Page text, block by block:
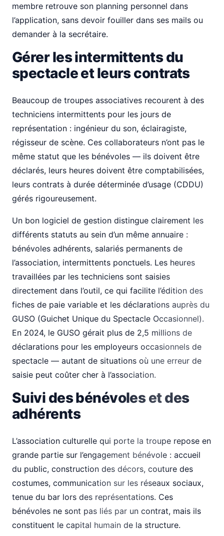
membre retrouve son planning personnel dans
l’application, sans devoir fouiller dans ses mails ou
demander à la secrétaire.
Gérer les intermittents du
spectacle et leurs contrats
Beaucoup de troupes associatives recourent à des
techniciens intermittents pour les jours de
représentation : ingénieur du son, éclairagiste,
régisseur de scène. Ces collaborateurs n’ont pas le
même statut que les bénévoles — ils doivent être
déclarés, leurs heures doivent être comptabilisées,
leurs contrats à durée déterminée d’usage (CDDU)
gérés rigoureusement.
Un bon logiciel de gestion distingue clairement les
différents statuts au sein d’un même annuaire :
bénévoles adhérents, salariés permanents de
l’association, intermittents ponctuels. Les heures
travaillées par les techniciens sont saisies
directement dans l’outil, ce qui facilite l’édition des
fiches de paie variable et les déclarations auprès du
GUSO (Guichet Unique du Spectacle Occasionnel).
En 2024, le GUSO gérait plus de 2,5 millions de
déclarations pour les employeurs occasionnels de
spectacle — autant de situations où une erreur de
saisie peut coûter cher à l’association.
Suivi des bénévoles et des
adhérents
L’association culturelle qui porte la troupe repose en
grande partie sur l’engagement bénévole : accueil
du public, construction des décors, couture des
costumes, communication sur les réseaux sociaux,
tenue du bar lors des représentations. Ces
bénévoles ne sont pas liés par un contrat, mais ils
constituent le capital humain de la structure.